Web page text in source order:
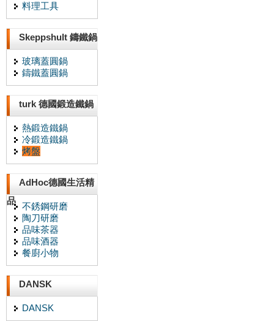
料理工具
Skeppshult 鑄鐵鍋
玻璃蓋圓鍋
鑄鐵蓋圓鍋
turk 德國鍛造鐵鍋
熱鍛造鐵鍋
冷鍛造鐵鍋
烤盤
AdHoc德國生活精
品
不銹鋼研磨
陶刀研磨
品味茶器
品味酒器
餐廚小物
DANSK
DANSK